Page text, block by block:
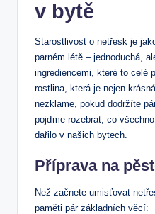
v bytě
Starostlivost o netřesk je
parném létě – jednoduchá,
ingrediencemi, které to celé
rostlina, která je nejen
nezklame, pokud dodržíte
pojďme rozebrat, co
dařilo v našich bytech.
Příprava na
Než začnete umisťovat
paměti pár základních věcí: